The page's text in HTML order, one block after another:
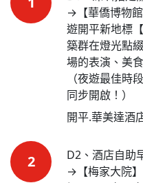
→【華僑博物
遊開平新地標
築群在燈光點
場的表演、美
（夜遊最佳時
同步開啟！）
開平.華美達酒
2
D2、酒店自助
→【梅家大院